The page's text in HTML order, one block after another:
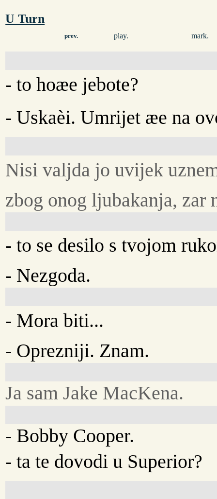
U Turn
prev. play. mark.
- to hoæe jebote?
- Uskaèi. Umrijet æe na
Nisi valjda jo uvijek
zbog onog ljubakanja, zar
- to se desilo s tvojom
- Nezgoda.
- Mora biti...
- Oprezniji. Znam.
Ja sam Jake MacKena.
- Bobby Cooper.
- ta te dovodi u Superior?